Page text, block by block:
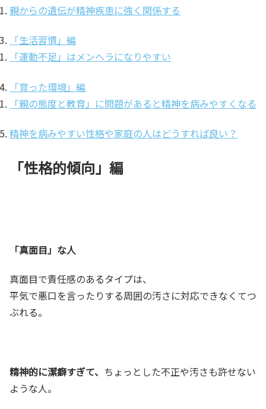
親からの遺伝が精神疾患に強く関係する
「生活習慣」編
「運動不足」はメンヘラになりやすい
「育った環境」編
「親の態度と教育」に問題があると精神を病みやすくなる
精神を病みやすい性格や家庭の人はどうすれば良い？
「性格的傾向」編
「真面目」な人
真面目で責任感のあるタイプは、
平気で悪口を言ったりする周囲の汚さに対応できなくてつ
ぶれる。
精神的に潔癖すぎて、 ちょっとした不正や汚さも許せない
ような人。